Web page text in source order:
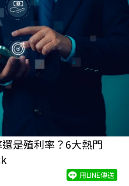
是殖利率？6大熱門
用LINE傳送